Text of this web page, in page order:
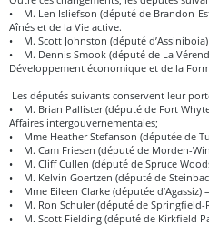
• M. Len Isliefson (député de Brandon-
Aînés et de la Vie active.
• M. Scott Johnston (député
• M. Dennis Smook (député de La
Développement économique et de la
Les députés suivants conservent leur
• M. Brian Pallister (député de Fort
Affaires intergouvernementales;
• Mme Heather Stefanson (députée de
• M. Cam Friesen (député de Morden-
• M. Cliff Cullen (député de Spruce
• M. Kelvin Goertzen (député de
• Mme Eileen Clarke (députée
• M. Ron Schuler (député de Springfield-
• M. Scott Fielding (député de Kirkfield